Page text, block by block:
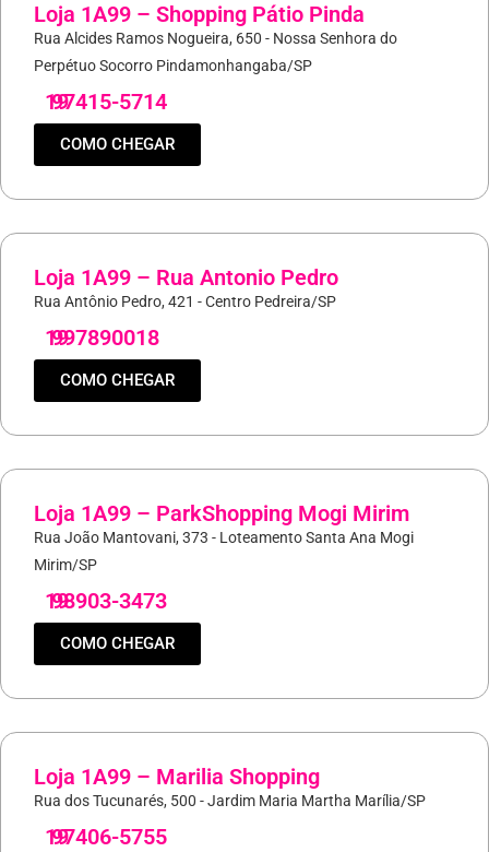
Loja 1A99 – Shopping Pátio Pinda
Rua Alcides Ramos Nogueira, 650 - Nossa Senhora do
Perpétuo Socorro Pindamonhangaba/SP
19
97415-5714
COMO CHEGAR
Loja 1A99 – Rua Antonio Pedro
Rua Antônio Pedro, 421 - Centro Pedreira/SP
19
997890018
COMO CHEGAR
Loja 1A99 – ParkShopping Mogi Mirim
Rua João Mantovani, 373 - Loteamento Santa Ana Mogi
Mirim/SP
19
98903-3473
COMO CHEGAR
Loja 1A99 – Marilia Shopping
Rua dos Tucunarés, 500 - Jardim Maria Martha Marília/SP
19
97406-5755